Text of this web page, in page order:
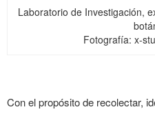
Laboratorio de Investigación,
Fotografía: x-
Con el propósito de recolectar,